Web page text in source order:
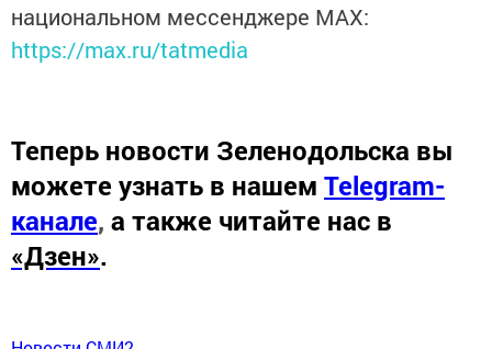
национальном мессенджере MАХ:
https://max.ru/tatmedia
Теперь новости Зеленодольска вы
можете узнать в нашем Telegram-
канале, а также читайте нас в
«Дзен».